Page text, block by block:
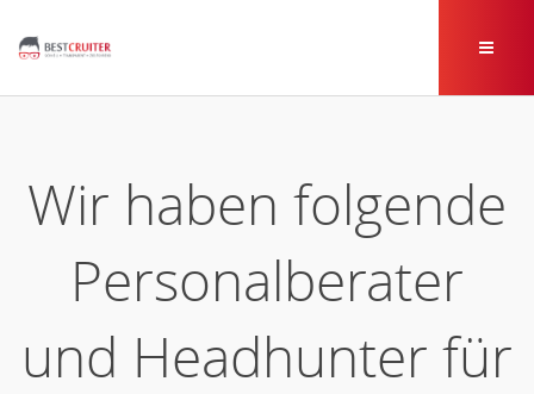
Wir haben folgende
Personalberater
und Headhunter für